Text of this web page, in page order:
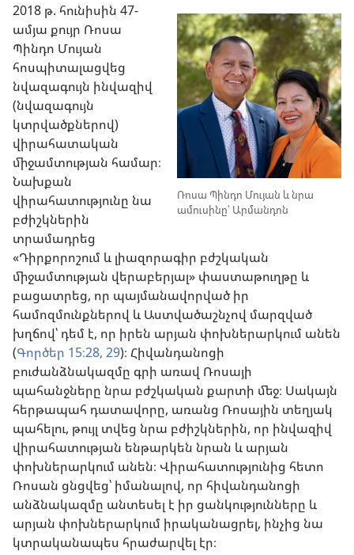
Ռոսա Պինդո Մույան և նրա
ամուսինը՝ Արմանդոն
2018 թ. հունիսին 47-
ամյա քույր Ռոսա
Պինդո Մույան
հոսպիտալացվեց
նվազագույն ինվազիվ
(նվազագույն
կտրվածքներով)
վիրահատական
միջամտության համար։
Նախքան
վիրահատությունը նա
բժիշկներին
տրամադրեց
«Դիրքորոշում և լիազորագիր բժշկական
միջամտության վերաբերյալ» փաստաթուղթը և
բացատրեց, որ պայմանավորված իր
համոզմունքներով և Աստվածաշնչով մարզված
խղճով՝ դեմ է, որ իրեն արյան փոխներարկում անեն
(Գործեր 15։28, 29)։ Հիվանդանոցի
բուժանձնակազմը գրի առավ Ռոսայի
պահանջները նրա բժշկական քարտի մեջ։ Սակայն
հերթապահ դատավորը, առանց Ռոսային տեղյակ
պահելու, թույլ տվեց նրա բժիշկներին, որ ինվազիվ
վիրահատության ենթարկեն նրան և արյան
փոխներարկում անեն։ Վիրահատությունից հետո
Ռոսան ցնցվեց՝ իմանալով, որ հիվանդանոցի
անձնակազմը անտեսել է իր ցանկությունները և
արյան փոխներարկում իրականացրել, ինչից նա
կտրականապես հրաժարվել էր։